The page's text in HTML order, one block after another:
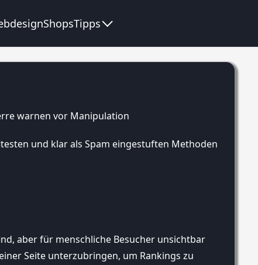
ShopsTipps
und klar als Spam eingestuften Methoden
aber für menschliche Besucher unsichtbar
Seite unterzubringen, um Rankings zu